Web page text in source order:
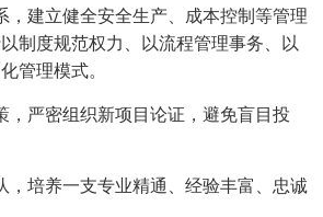
，建立健全安全生产、成本控制等管理
制度规范权力、以流程管理事务、以
管理模式。
，严密组织新项目论证，避免盲目投
，培养一支专业精通、经验丰富、忠诚